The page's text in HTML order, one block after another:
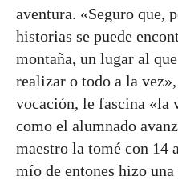
aventura. «Seguro que,
historias se puede
montaña, un lugar al
realizar o todo a la
vocación, le fascina «la
como el alumnado
maestro la tomé con 14
mío de entones hizo una